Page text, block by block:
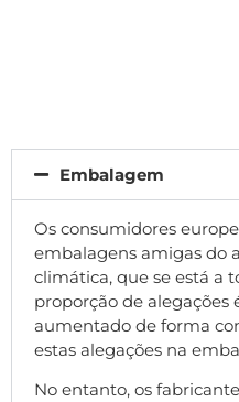
Embalagem
Os consumidores
embalagens amigas do
climática, que se está a
proporção de alegações
aumentado de forma
estas alegações na
No entanto, os